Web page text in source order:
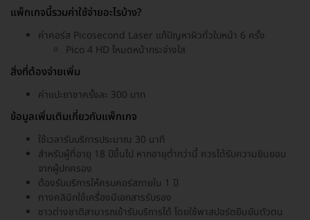
แพ็กเกจนี้รวมค่าใช้จ่ายอะไรบ้าง?
ค่าคอร์ส Picosecond Laser แก้ปัญหาผิวทั่วใบหน้า 6 ครั้ง
Pico 4 HD โหมดหน้ากระจ่างใส
สิ่งที่ต้องจ่ายเพิ่ม
ค่าแปะยาชาครั้งละ 300 บาท
ข้อมูลเพิ่มเติมเกี่ยวกับแพ็กเกจ
ใช้เวลารับบริการประมาณ 30 นาที
สำหรับผู้ที่อายุ 18 ปีขึ้นไป หากอายุต่ำกว่านี้ ควรได้รับความยินยอม
จากผู้ปกครอง
ต้องรับบริการให้ครบคอร์สภายใน 1 ปี
ทางคลินิกใช้เครื่องมีเอกสารรับรอง
ชาวต่างชาติสามารถเข้ารับบริการได้ โดยใช้พาสปอร์ตยืนยันตัวตน